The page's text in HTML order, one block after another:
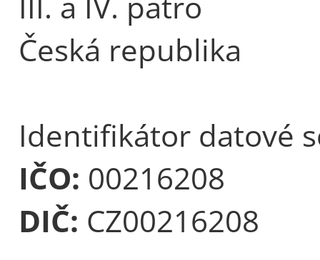
Česká republika
Identifikátor datové
IČO: 00216208
DIČ: CZ00216208